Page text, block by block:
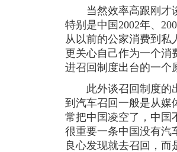
当然效率高跟刚才谈
特别是中国2002年、
从以前的公家消费到私
更关心自己作为一个消
进召回制度出台的一个
此外谈召回制度的出
到汽车召回一般是从媒
常把中国凌空了，中国
很重要一条中国没有汽
良心发现就去召回，